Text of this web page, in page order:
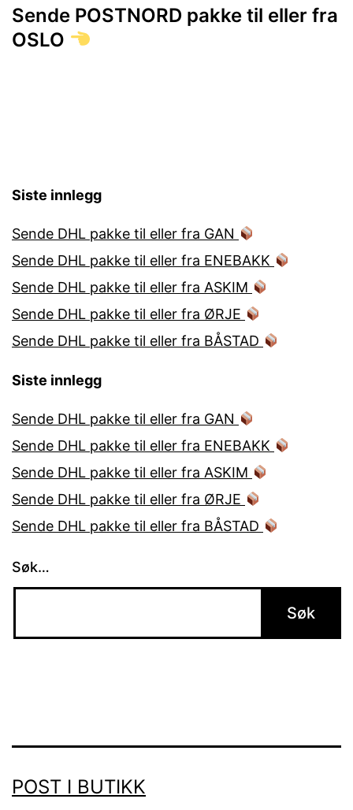
Sende POSTNORD pakke til eller fra
OSLO
Siste innlegg
Sende DHL pakke til eller fra GAN
Sende DHL pakke til eller fra ENEBAKK
Sende DHL pakke til eller fra ASKIM
Sende DHL pakke til eller fra ØRJE
Sende DHL pakke til eller fra BÅSTAD
Siste innlegg
Sende DHL pakke til eller fra GAN
Sende DHL pakke til eller fra ENEBAKK
Sende DHL pakke til eller fra ASKIM
Sende DHL pakke til eller fra ØRJE
Sende DHL pakke til eller fra BÅSTAD
Søk…
POST I BUTIKK